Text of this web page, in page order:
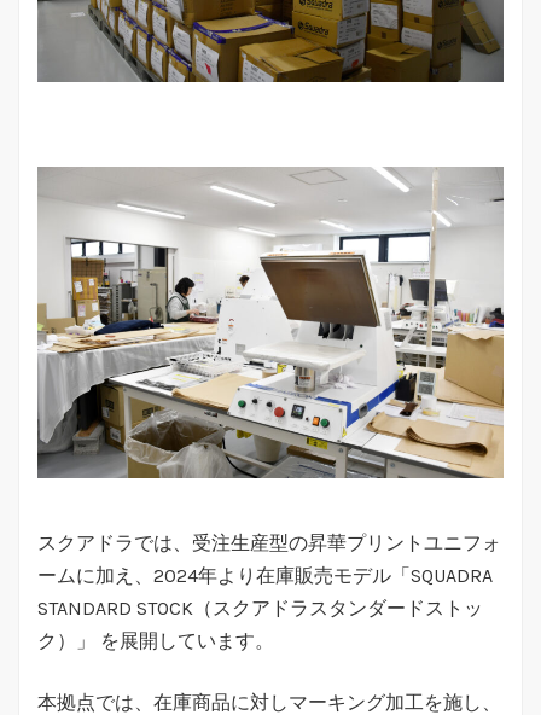
スクアドラでは、受注生産型の昇華プリントユニフォ
ームに加え、2024年より在庫販売モデル「SQUADRA
STANDARD STOCK（スクアドラスタンダードストッ
ク）」 を展開しています。
本拠点では、在庫商品に対しマーキング加工を施し、